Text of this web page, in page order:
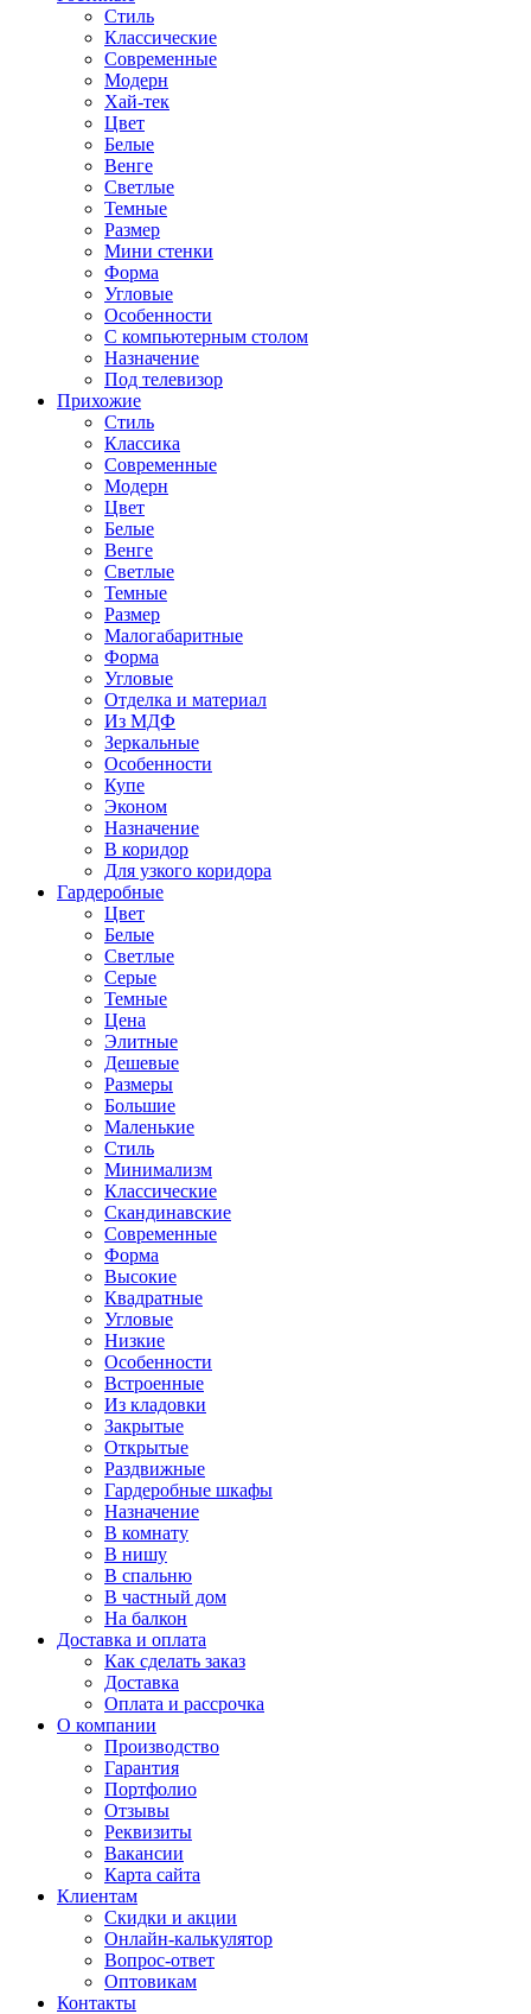
Стиль
Классические
Современные
Модерн
Хай-тек
Цвет
Белые
Венге
Светлые
Темные
Размер
Мини стенки
Форма
Угловые
Особенности
С компьютерным столом
Назначение
Под телевизор
Прихожие
Стиль
Классика
Современные
Модерн
Цвет
Белые
Венге
Светлые
Темные
Размер
Малогабаритные
Форма
Угловые
Отделка и материал
Из МДФ
Зеркальные
Особенности
Купе
Эконом
Назначение
В коридор
Для узкого коридора
Гардеробные
Цвет
Белые
Светлые
Серые
Темные
Цена
Элитные
Дешевые
Размеры
Большие
Маленькие
Стиль
Минимализм
Классические
Скандинавские
Современные
Форма
Высокие
Квадратные
Угловые
Низкие
Особенности
Встроенные
Из кладовки
Закрытые
Открытые
Раздвижные
Гардеробные шкафы
Назначение
В комнату
В нишу
В спальню
В частный дом
На балкон
Доставка и оплата
Как сделать заказ
Доставка
Оплата и рассрочка
О компании
Производство
Гарантия
Портфолио
Отзывы
Реквизиты
Вакансии
Карта сайта
Клиентам
Скидки и акции
Онлайн-калькулятор
Вопрос-ответ
Оптовикам
Контакты